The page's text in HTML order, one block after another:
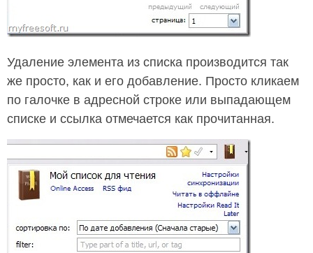
Удаление элемента из списка производится так
же просто, как и его добавление. Просто кликаем
по галочке в адресной строке или выпадающем
списке и ссылка отмечается как прочитанная.